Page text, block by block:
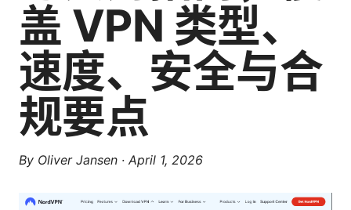
盖 VPN 类型、
速度、安全与合
规要点
By Oliver Jansen · April 1, 2026